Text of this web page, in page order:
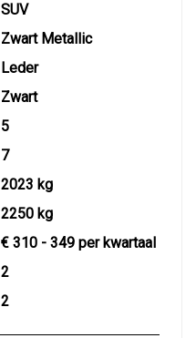
SUV
Zwart Metallic
Leder
Zwart
5
7
2023 kg
2250 kg
€ 310 - 349 per kwartaal
2
2